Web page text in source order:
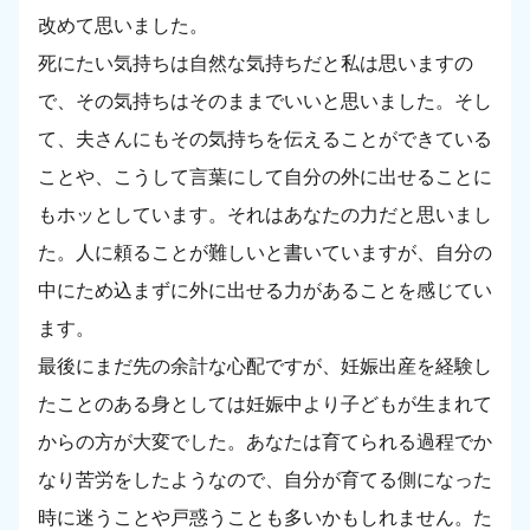
改めて思いました。
死にたい気持ちは自然な気持ちだと私は思いますの
で、その気持ちはそのままでいいと思いました。そし
て、夫さんにもその気持ちを伝えることができている
ことや、こうして言葉にして自分の外に出せることに
もホッとしています。それはあなたの力だと思いまし
た。人に頼ることが難しいと書いていますが、自分の
中にため込まずに外に出せる力があることを感じてい
ます。
最後にまだ先の余計な心配ですが、妊娠出産を経験し
たことのある身としては妊娠中より子どもが生まれて
からの方が大変でした。あなたは育てられる過程でか
なり苦労をしたようなので、自分が育てる側になった
時に迷うことや戸惑うことも多いかもしれません。た